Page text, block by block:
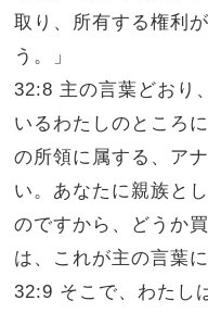
取り、所有する権利
う。」
32:8 主の言葉どおり
いるわたしのところ
の所領に属する、ア
い。あなたに親族と
のですから、どうか
は、これが主の言葉
32:9 そこで、わたし